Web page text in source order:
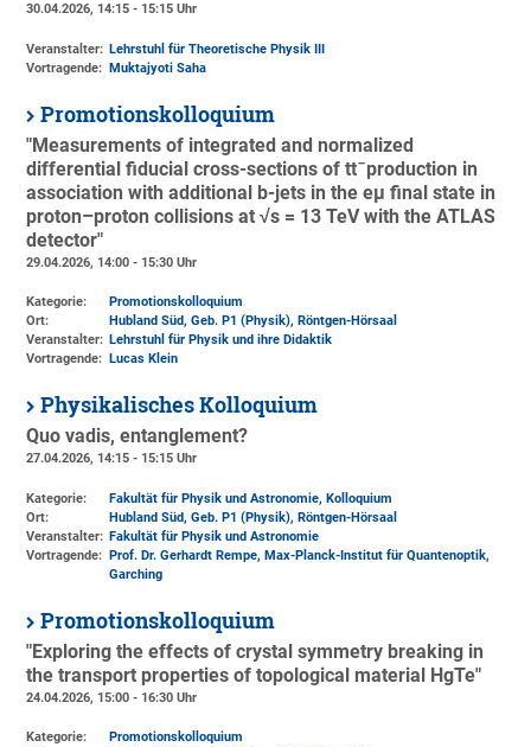
30.04.2026, 14:15 - 15:15 Uhr
Veranstalter: Lehrstuhl für Theoretische Physik III
Vortragende: Muktajyoti Saha
Promotionskolloquium
"Measurements of integrated and normalized
differential fiducial cross-sections of tt¯production in
association with additional b-jets in the eµ final state in
proton–proton collisions at √s = 13 TeV with the ATLAS
detector"
29.04.2026, 14:00 - 15:30 Uhr
Kategorie:
Promotionskolloquium
Ort:
Hubland Süd, Geb. P1 (Physik), Röntgen-Hörsaal
Veranstalter: Lehrstuhl für Physik und ihre Didaktik
Vortragende:
Lucas Klein
Physikalisches Kolloquium
Quo vadis, entanglement?
27.04.2026, 14:15 - 15:15 Uhr
Kategorie:
Fakultät für Physik und Astronomie, Kolloquium
Ort:
Hubland Süd, Geb. P1 (Physik), Röntgen-Hörsaal
Veranstalter: Fakultät für Physik und Astronomie
Vortragende: Prof. Dr. Gerhardt Rempe, Max-Planck-Institut für Quantenoptik,
Garching
Promotionskolloquium
"Exploring the effects of crystal symmetry breaking in
the transport properties of topological material HgTe"
24.04.2026, 15:00 - 16:30 Uhr
Kategorie:
Promotionskolloquium